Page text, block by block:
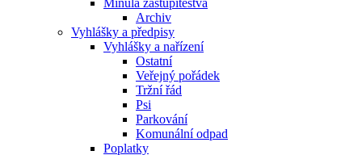
Minulá zastupitestva
Archiv
Vyhlášky a předpisy
Vyhlášky a nařízení
Ostatní
Veřejný pořádek
Tržní řád
Psi
Parkování
Komunální odpad
Poplatky